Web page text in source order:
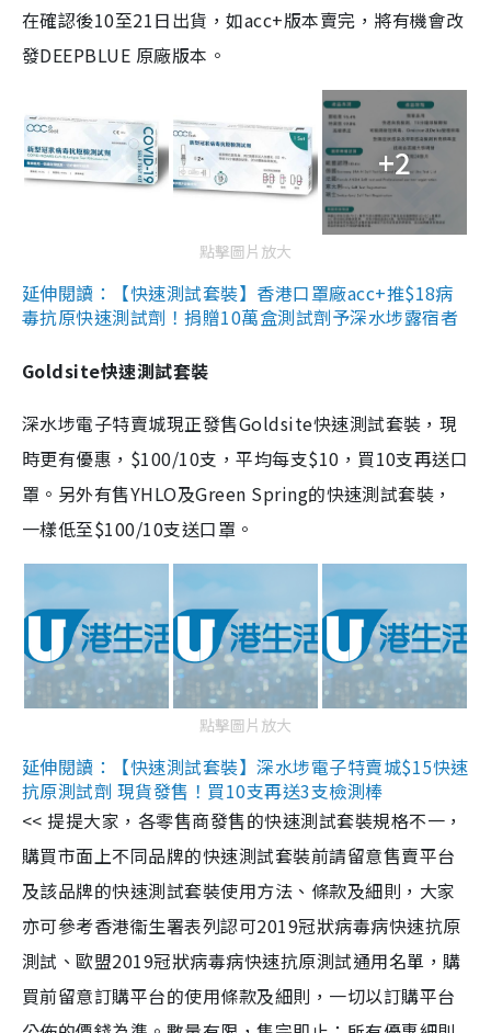
在確認後10至21日出貨，如acc+版本賣完，將有機會改
發DEEPBLUE 原廠版本。
+2
點擊圖片放大
延伸閱讀：【快速測試套裝】香港口罩廠acc+推$18病
毒抗原快速測試劑！捐贈10萬盒測試劑予深水埗露宿者
Goldsite快速測試套裝
深水埗電子特賣城現正發售Goldsite快速測試套裝，現
時更有優惠，$100/10支，平均每支$10，買10支再送口
罩。另外有售YHLO及Green Spring的快速測試套裝，
一樣低至$100/10支送口罩。
點擊圖片放大
延伸閱讀：【快速測試套裝】深水埗電子特賣城$15快速
抗原測試劑 現貨發售！買10支再送3支檢測棒
<< 提提大家，各零售商發售的快速測試套裝規格不一，
購買市面上不同品牌的快速測試套裝前請留意售賣平台
及該品牌的快速測試套裝使用方法、條款及細則，大家
亦可參考香港衞生署表列認可2019冠狀病毒病快速抗原
測試、歐盟2019冠狀病毒病快速抗原測試通用名單，購
買前留意訂購平台的使用條款及細則，一切以訂購平台